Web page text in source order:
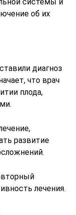
об их
диагноз
что врач
плода,
развитие
лечения.